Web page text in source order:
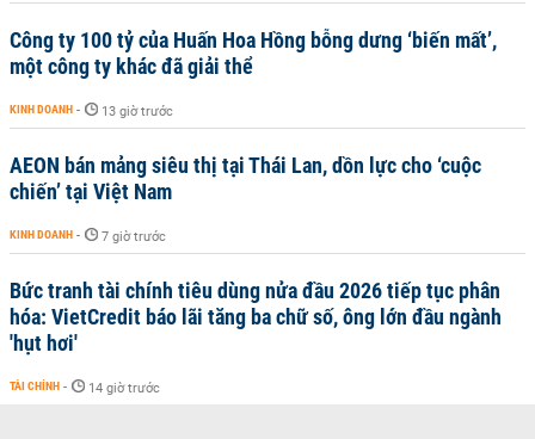
Công ty 100 tỷ của Huấn Hoa Hồng bỗng dưng ‘biến mất’,
một công ty khác đã giải thể
KINH DOANH - 13 giờ trước
AEON bán mảng siêu thị tại Thái Lan, dồn lực cho ‘cuộc
chiến’ tại Việt Nam
KINH DOANH - 7 giờ trước
Bức tranh tài chính tiêu dùng nửa đầu 2026 tiếp tục phân
hóa: VietCredit báo lãi tăng ba chữ số, ông lớn đầu ngành
'hụt hơi'
TÀI CHÍNH - 14 giờ trước